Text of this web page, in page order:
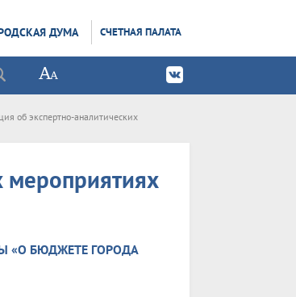
ДУМА СЧЕТНАЯ ПАЛАТА
об экспертно-аналитических
мероприятиях
«О БЮДЖЕТЕ ГОРОДА